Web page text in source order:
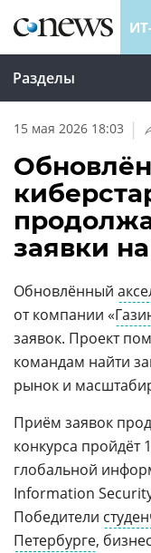
Разделы
15 мая 2026 18:03 |
заявки
Обновлённый
от компании «
заявок. Проект
командам найти
рынок и
Приём заявок
конкурса пройдёт
глобальной
Information Security
Победители
Петербурге,